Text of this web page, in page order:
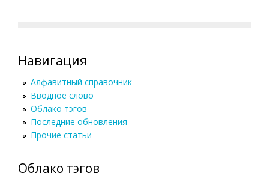
Навигация
Алфавитный справочник
Вводное слово
Облако тэгов
Последние обновления
Прочие статьи
Облако тэгов